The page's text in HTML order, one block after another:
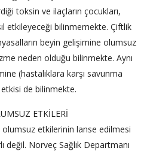
toksin ve ilaçların çocukları,
etkileyeceği bilinmemekte. Çiftlik
beyin gelişimine olumsuz
neden olduğu bilinmekte. Aynı
(hastalıklara karşı savunma
de bilinmekte.
ETKİLERİ
olumsuz etkilerinin lanse edilmesi
değil. Norveç Sağlık Departmanı